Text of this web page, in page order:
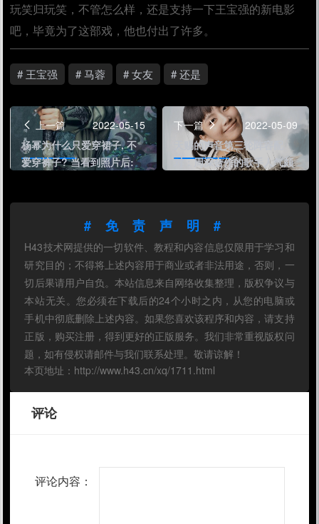
玩笑归玩笑，不管怎么样，还是支持一下王宝强的新电影
吧，毕竟为了这部戏，他也付出了许多。
# 王宝强 # 马蓉 # 女友 # 还是
上一篇
2022-05-15
杨幂为什么只爱穿裙子, 不
爱穿裤子? 当看到照片后:
下一篇
2022-05-09
天赐的声音第三轮阵容配
对：周深合作的歌手人气颇
#免责声明#
H43技术网提供的一切软件、教程和内容信息仅限用于学习和
研究目的；不得将上述内容用于商业或者非法用途，否则，一
切后果请用户自负。本站信息来自网络收集整理，版权争议与
本站无关。您必须在下载后的24个小时之内，从您的电脑或
手机中彻底删除上述内容。如果您喜欢该程序和内容，请支持
正版，购买注册，得到更好的正版服务。我们非常重视版权问
题，如有侵权请邮件与我们联系处理。敬请谅解！
本页地址：http://www.h43.cn/xq/1711.html
评论
评论内容：